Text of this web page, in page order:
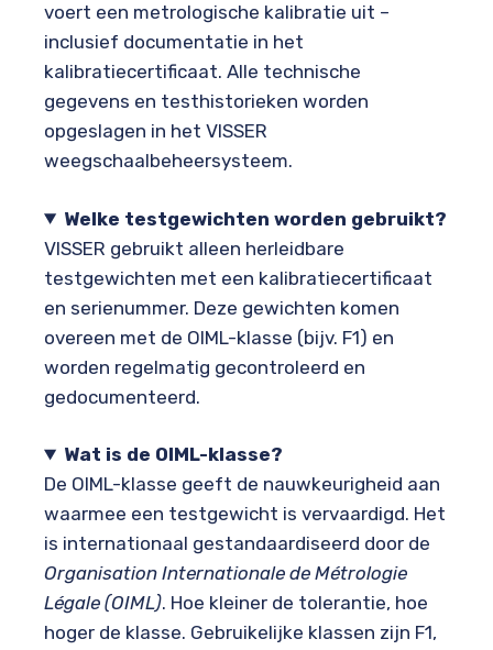
voert een metrologische kalibratie uit –
inclusief documentatie in het
kalibratiecertificaat. Alle technische
gegevens en testhistorieken worden
opgeslagen in het VISSER
weegschaalbeheersysteem.
Welke testgewichten worden gebruikt?
VISSER gebruikt alleen herleidbare
testgewichten met een kalibratiecertificaat
en serienummer. Deze gewichten komen
overeen met de OIML-klasse (bijv. F1) en
worden regelmatig gecontroleerd en
gedocumenteerd.
Wat is de OIML-klasse?
De OIML-klasse geeft de nauwkeurigheid aan
waarmee een testgewicht is vervaardigd. Het
is internationaal gestandaardiseerd door de
Organisation Internationale de Métrologie
Légale (OIML). Hoe kleiner de tolerantie, hoe
hoger de klasse. Gebruikelijke klassen zijn F1,